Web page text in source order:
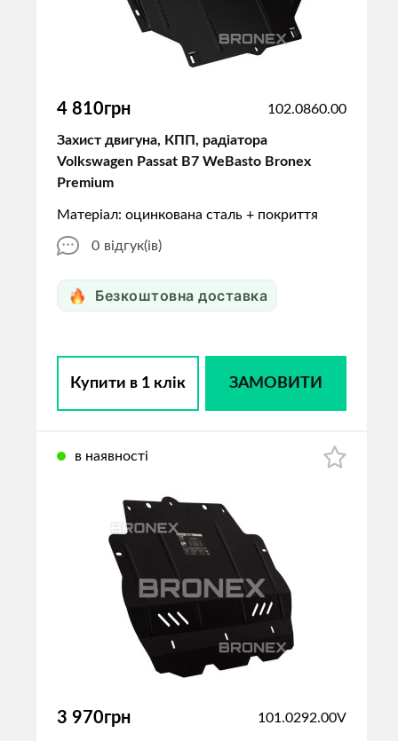
4 810грн 102.0860.00
Захист двигуна, КПП, радіатора
Volkswagen Passat B7 WeBasto Bronex
Premium
Матеріал: оцинкована сталь + покриття
0 відгук(ів)
Безкоштовна доставка
Купити в 1 клік ЗАМОВИТИ
в наявності
3 970грн 101.0292.00V